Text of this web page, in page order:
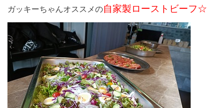
ガッキーちゃんオススメの自家製ローストビーフ☆